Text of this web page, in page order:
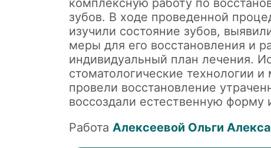
комплексную работу по
зубов. В ходе проведенной
изучили состояние зубов,
меры для его восстановления и
индивидуальный план лечения.
стоматологические технологии
провели восстановление
воссоздали естественную форму
Работа Алексеевой Ольги